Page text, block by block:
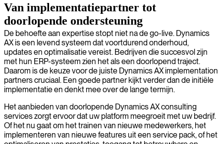
Van implementatiepartner tot
doorlopende ondersteuning
De behoefte aan expertise stopt niet na de go-live. Dynamics
AX is een levend systeem dat voortdurend onderhoud,
updates en optimalisatie vereist. Bedrijven die succesvol zijn
met hun ERP-systeem zien het als een doorlopend traject.
Daarom is de keuze voor de juiste Dynamics AX implementation
partners cruciaal. Een goede partner kijkt verder dan de initiële
implementatie en denkt mee over de lange termijn.
Het aanbieden van doorlopende Dynamics AX consulting
services zorgt ervoor dat uw platform meegroeit met uw bedrijf.
Of het nu gaat om het trainen van nieuwe medewerkers, het
implementeren van nieuwe features uit een service pack, of het